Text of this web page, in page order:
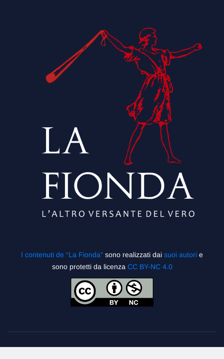
I contenuti de “La Fionda” sono realizzati dai suoi autori e
sono protetti da licenza CC BY-NC 4.0